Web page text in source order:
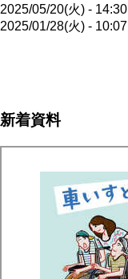
2025/05/20(火) - 14:30
2025/01/28(火) - 10:07
送
新着資料